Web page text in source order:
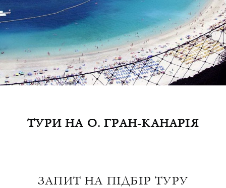
ТУРИ НА О. ГРАН-КАНАРІЯ
ЗАПИТ НА ПІДБІР ТУРУ